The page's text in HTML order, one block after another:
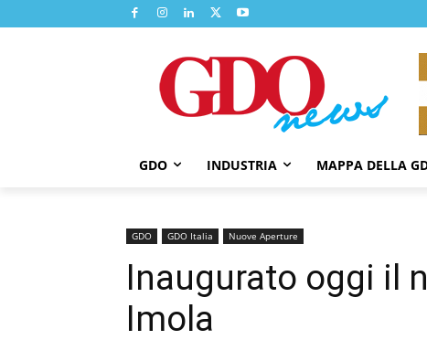
GDO INDUSTRIA MAPPA DELLA
GDO GDO Italia Nuove Aperture
Inaugurato oggi il
Imola